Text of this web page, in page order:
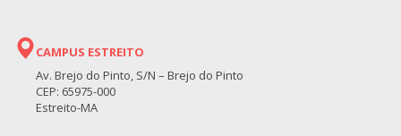
CAMPUS ESTREITO
Av. Brejo do Pinto, S/N – Brejo do Pinto
CEP: 65975-000
Estreito-MA